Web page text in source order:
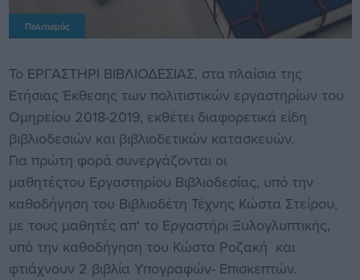
Πολιτισμός
Το ΕΡΓΑΣΤΗΡΙ ΒΙΒΛΙΟΔΕΣΙΑΣ, στα πλαίσια της
Ετήσιας Έκθεσης των πολιτιστικών εργαστηρίων του
Ομηρείου 2018-2019, εκθέτει διαφορετικά είδη
βιβλιοδεσιών και βιβλιοδετικών κατασκευών.
Για πρώτη φορά συνεργάζονται οι
μαθητέςτου Εργαστηρίου Βιβλιοδεσίας, υπό την
καθοδήγηση του Βιβλιοδέτη Τέχνης Κώστα Στείρου,
με τους μαθητές απ' το Εργαστήρι Ξυλογλυπτικής,
υπό την καθοδήγηση του Κώστα Ροζακή και
φτιάχνουν 2 βιβλία Υπογραφών- Επισκεπτών.